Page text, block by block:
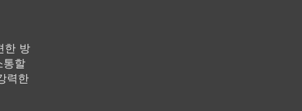
한 방
통할
력한